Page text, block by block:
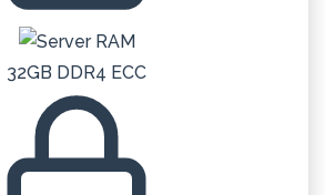
32GB DDR4 ECC